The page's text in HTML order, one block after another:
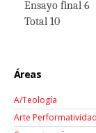
Ensayo final 6
Total 10
Áreas
A/Teología
Arte